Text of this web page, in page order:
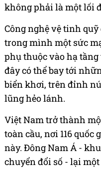
không phải là một lối
Công nghệ vệ tinh
trong mình một sức
phụ thuộc vào hạ
đây có thể bay tới
biển khơi, trên đỉnh
lũng hẻo lánh.
Việt Nam trở thành
toàn cầu, nơi 116 quốc
này. Đông Nam Á -
chuyển đổi số - lại